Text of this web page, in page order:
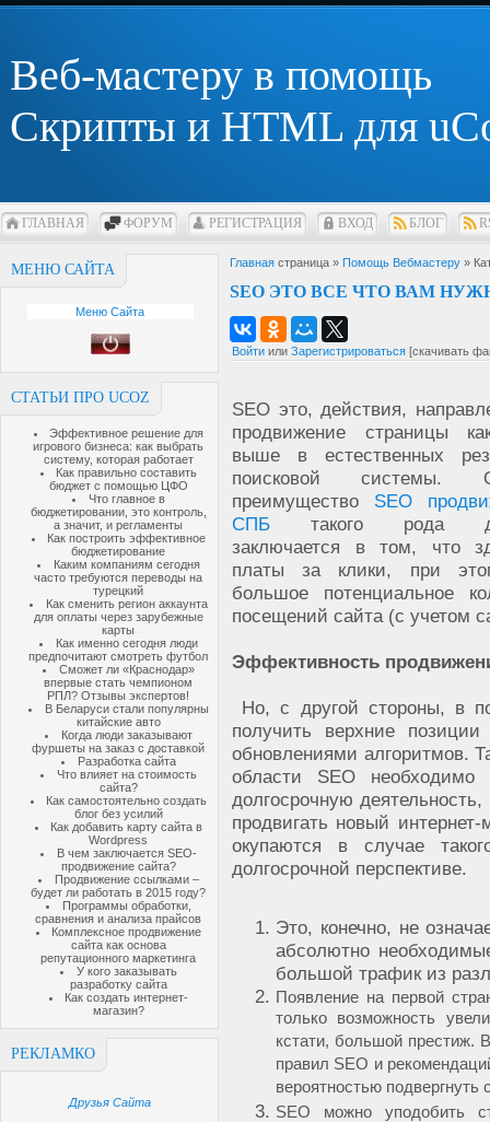
Веб-мастеру в помощь
Скрипты и HTML для
ГЛАВНАЯ ФОРУМ РЕГИСТРАЦИЯ ВХОД БЛОГ
МЕНЮ САЙТА
Меню Сайта
СТАТЬИ ПРО UCOZ
Эффективное решение для
игрового бизнеса: как выбрать
систему, которая работает
Как правильно составить
бюджет с помощью ЦФО
Что главное в
бюджетировании, это контроль,
а значит, и регламенты
Как построить эффективное
бюджетирование
Каким компаниям сегодня
часто требуются переводы на
турецкий
Как сменить регион аккаунта
для оплаты через зарубежные
карты
Как именно сегодня люди
предпочитают смотреть футбол
Сможет ли «Краснодар»
впервые стать чемпионом
РПЛ? Отзывы экспертов!
В Беларуси стали популярны
китайские авто
Когда люди заказывают
фуршеты на заказ с доставкой
Разработка сайта
Что влияет на стоимость
сайта?
Как самостоятельно создать
блог без усилий
Как добавить карту сайта в
Wordpress
В чем заключается SEO-
продвижение сайта?
Продвижение ссылками –
будет ли работать в 2015 году?
Программы обработки,
сравнения и анализа прайсов
Комплексное продвижение
сайта как основа
репутационного маркетинга
У кого заказывать
разработку сайта
Как создать интернет-
магазин?
РЕКЛАМКО
Друзья Сайта
Главная страница » Помощь Вебмастеру »
SEO ЭТО ВСЕ ЧТО ВАМ
Войти или Зарегистрироваться [скачивать
SEO это, действия,
продвижение страницы
выше в естественных
поисковой системы.
преимущество SEO
СПБ такого рода
заключается в том, что
платы за клики, при
большое потенциальное
посещений сайта (с учетом
Эффективность
Но, с другой стороны, в
получить верхние
обновлениями алгоритмов.
области SEO необходимо
долгосрочную
продвигать новый
окупаются в случае
долгосрочной перспективе.
Это, конечно, не
абсолютно
большой трафик из
Появление на первой
только возможность
кстати, большой престиж.
правил SEO и
вероятностью
SEO можно уподобить